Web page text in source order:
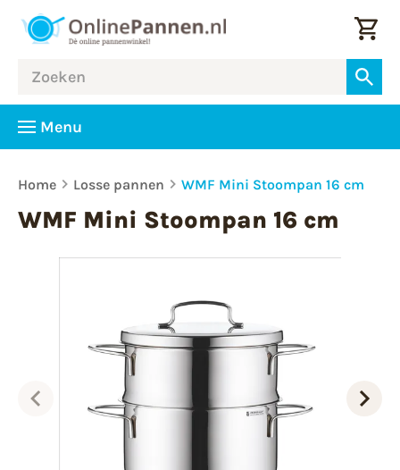
Menu
Home Losse pannen WMF Mini Stoompan 16 cm
WMF Mini Stoompan 16 cm